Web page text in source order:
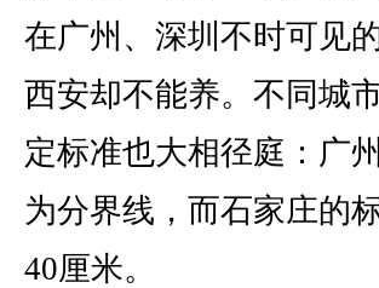
在广州、深圳不时可见
西安却不能养。不同城
定标准也大相径庭：广
为分界线，而石家庄的
40厘米。